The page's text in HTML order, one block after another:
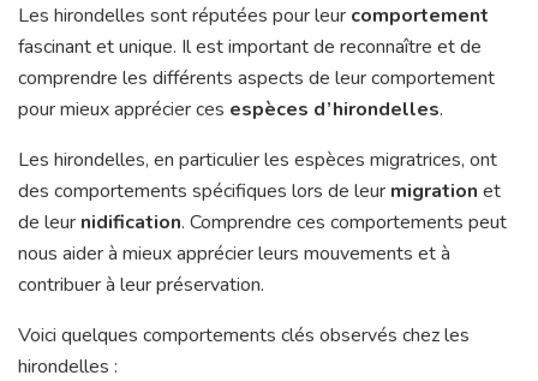
Les hirondelles sont réputées pour leur comportement
fascinant et unique. Il est important de reconnaître et de
comprendre les différents aspects de leur comportement
pour mieux apprécier ces espèces d’hirondelles.
Les hirondelles, en particulier les espèces migratrices, ont
des comportements spécifiques lors de leur migration et
de leur nidification. Comprendre ces comportements peut
nous aider à mieux apprécier leurs mouvements et à
contribuer à leur préservation.
Voici quelques comportements clés observés chez les
hirondelles :